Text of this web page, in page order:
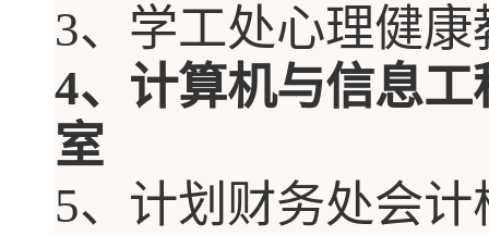
3、 学工处心理健
4、 计算机与信息
室
5、 计划财务处会计